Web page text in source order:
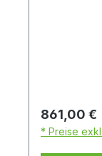
Regulärer
861,00 €
* Preise